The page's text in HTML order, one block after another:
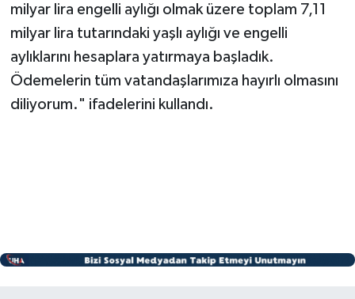
milyar lira engelli aylığı olmak üzere toplam 7,11
milyar lira tutarındaki yaşlı aylığı ve engelli
aylıklarını hesaplara yatırmaya başladık.
Ödemelerin tüm vatandaşlarımıza hayırlı olmasını
diliyorum." ifadelerini kullandı.